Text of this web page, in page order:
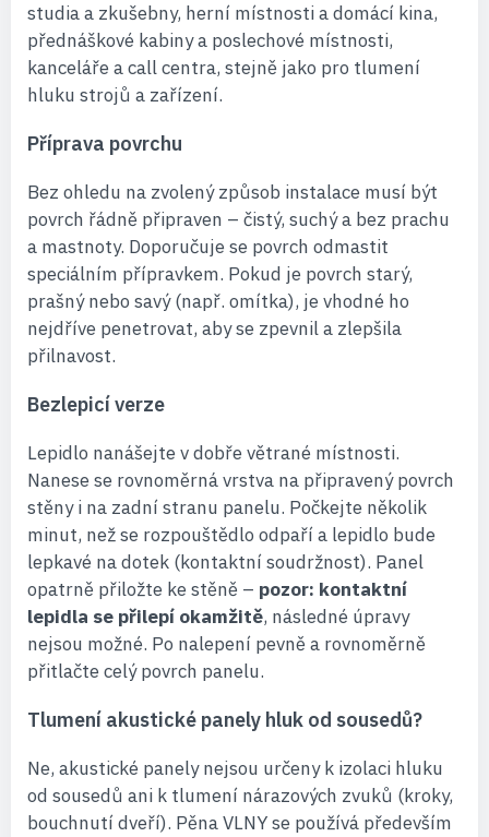
studia a zkušebny, herní místnosti a domácí kina,
přednáškové kabiny a poslechové místnosti,
kanceláře a call centra, stejně jako pro tlumení
hluku strojů a zařízení.
Příprava povrchu
Bez ohledu na zvolený způsob instalace musí být
povrch řádně připraven – čistý, suchý a bez prachu
a mastnoty. Doporučuje se povrch odmastit
speciálním přípravkem. Pokud je povrch starý,
prašný nebo savý (např. omítka), je vhodné ho
nejdříve penetrovat, aby se zpevnil a zlepšila
přilnavost.
Bezlepicí verze
Lepidlo nanášejte v dobře větrané místnosti.
Nanese se rovnoměrná vrstva na připravený povrch
stěny i na zadní stranu panelu. Počkejte několik
minut, než se rozpouštědlo odpaří a lepidlo bude
lepkavé na dotek (kontaktní soudržnost). Panel
opatrně přiložte ke stěně – pozor: kontaktní
lepidla se přilepí okamžitě, následné úpravy
nejsou možné. Po nalepení pevně a rovnoměrně
přitlačte celý povrch panelu.
Tlumení akustické panely hluk od sousedů?
Ne, akustické panely nejsou určeny k izolaci hluku
od sousedů ani k tlumení nárazových zvuků (kroky,
bouchnutí dveří). Pěna VLNY se používá především